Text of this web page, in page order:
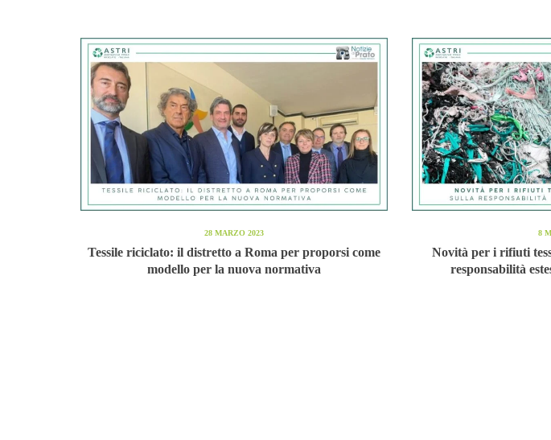
28 MARZO 2023
Tessile riciclato: il distretto a Roma per proporsi come
modello per la nuova normativa
8
Novità per i rifiuti
responsabilità